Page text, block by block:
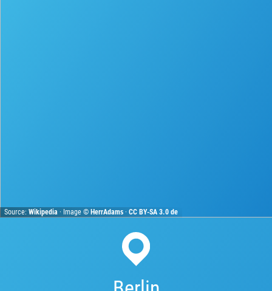
Source:Wikipedia · Image ©HerrAdams ·CC BY-SA 3.0 de